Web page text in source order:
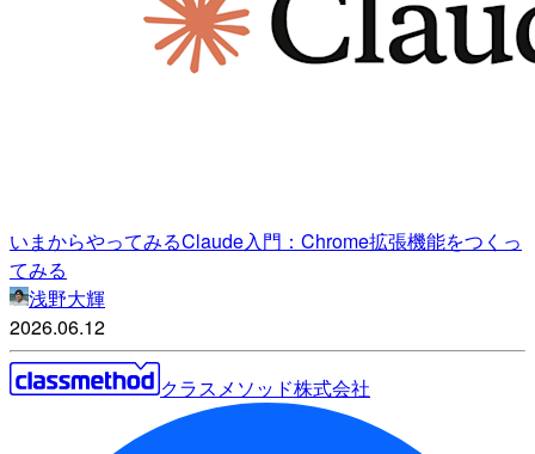
いまからやってみるClaude入門：Chrome拡張機能をつくっ
てみる
浅野大輝
2026.06.12
クラスメソッド株式会社